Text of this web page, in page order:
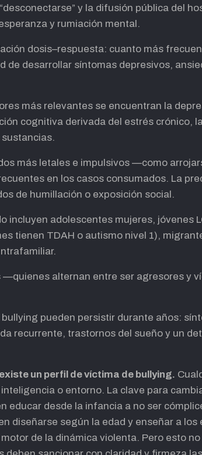
y la difusión pública del
y rumiación mental.
dosis–respuesta: cuanto más
de desarrollar síntomas depresivos,
más relevantes se encuentran la
cognitiva derivada del estrés crónico,
más letales e impulsivos —como
en los casos consumados. La
de humillación o exposición social.
incluyen adolescentes mujeres, jóvenes
tienen TDAH o autismo nivel 1),
—quienes alternan entre ser agresores y
pueden persistir durante años:
recurrente, trastornos del sueño y un
un perfil de víctima de bullying.
o entorno. La clave para
educar desde la infancia a no ser
diseñarse según la edad y enseñar a
de la dinámica violenta. Pero esto